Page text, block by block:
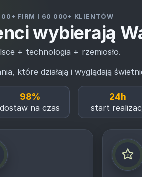
FIRM I 60 000+ KLIENTÓW
wybierają
+ technologia + rzemiosło.
które działają i wyglądają
98%
dostaw na czas
24h
start